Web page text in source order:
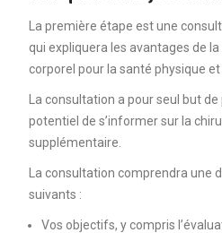
La première étape est une
qui expliquera les avantages de
corporel pour la santé physique et
La consultation a pour seul but
potentiel de s’informer sur la
supplémentaire.
La consultation comprendra une
suivants :
Vos objectifs, y compris